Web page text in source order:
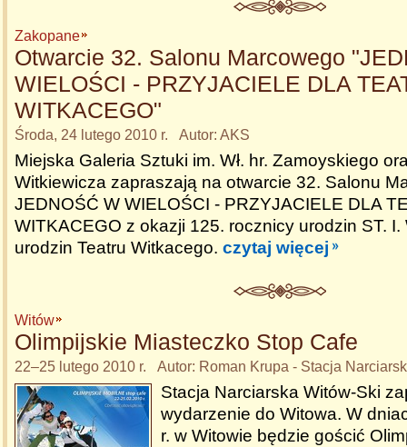
Zakopane
Otwarcie 32. Salonu Marcowego
WIELOŚCI - PRZYJACIELE DLA
WITKACEGO"
Środa, 24 lutego 2010 r. Autor: AKS
Miejska Galeria Sztuki im. Wł. hr. Zamoyskiego
Witkiewicza zapraszają na otwarcie 32. Salonu
JEDNOŚĆ W WIELOŚCI - PRZYJACIELE DLA
WITKACEGO z okazji 125. rocznicy urodzin ST. I.
urodzin Teatru Witkacego. czytaj więcej
Witów
Olimpijskie Miasteczko Stop Cafe
22–25 lutego 2010 r. Autor: Roman Krupa - Stacja
Stacja Narciarska Witów-Ski
wydarzenie do Witowa. W
r. w Witowie będzie gościć